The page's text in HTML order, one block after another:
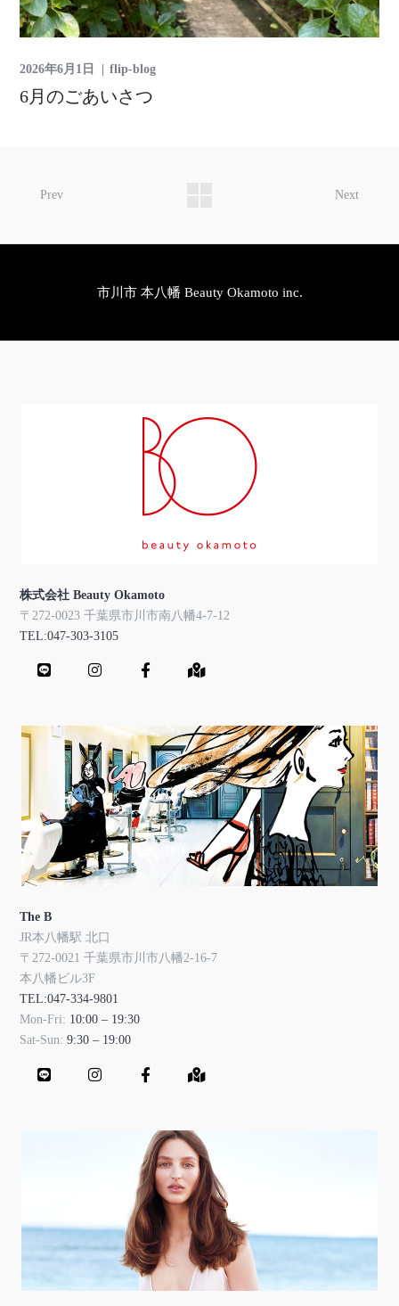
2026年6月1日 flip-blog
6月のごあいさつ
Prev Next
市川市 本八幡 Beauty Okamoto inc.
株式会社 Beauty Okamoto
〒272-0023 千葉県市川市南八幡4-7-12
TEL:047-303-3105
The B
JR本八幡駅 北口
〒272-0021 千葉県市川市八幡2-16-7
本八幡ビル3F
TEL:047-334-9801
Mon-Fri: 10:00 – 19:30
Sat-Sun:9:30 – 19:00